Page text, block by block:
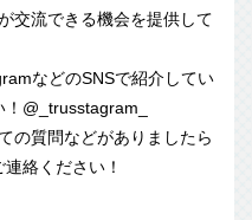
交流できる機会を提供して
などのSNSで紹介してい
！@_trusstagram_
の質問などがありましたら
絡ください！